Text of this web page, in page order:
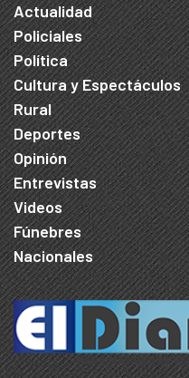
Actualidad
Policiales
Política
Cultura y Espectáculos
Rural
Deportes
Opinión
Entrevistas
Videos
Fúnebres
Nacionales